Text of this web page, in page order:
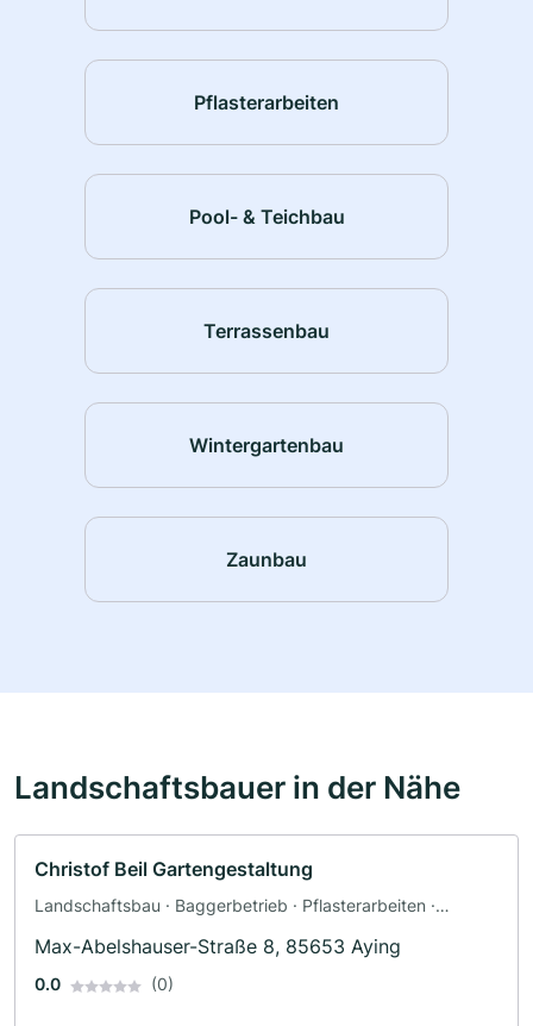
Pflasterarbeiten
Pool- & Teichbau
Terrassenbau
Wintergartenbau
Zaunbau
Landschaftsbauer in der Nähe
Christof Beil Gartengestaltung
Landschaftsbau · Baggerbetrieb · Pflasterarbeiten ·
Max-Abelshauser-Straße 8, 85653 Aying
0.0 (0)